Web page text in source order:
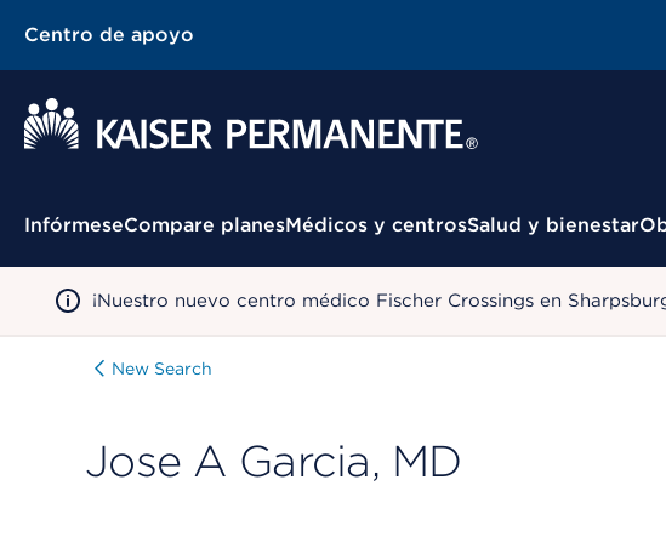
Centro de apoyo
Menú contextual
InfórmeseCompare planesMédicos y centrosSalud y bienestar
¡Nuestro nuevo centro médico Fischer Crossings en
New Search
Jose A Garcia, MD